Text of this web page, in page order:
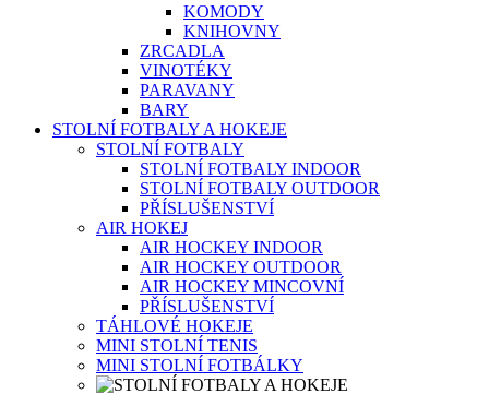
KOMODY
KNIHOVNY
ZRCADLA
VINOTÉKY
PARAVANY
BARY
STOLNÍ FOTBALY A HOKEJE
STOLNÍ FOTBALY
STOLNÍ FOTBALY INDOOR
STOLNÍ FOTBALY OUTDOOR
PŘÍSLUŠENSTVÍ
AIR HOKEJ
AIR HOCKEY INDOOR
AIR HOCKEY OUTDOOR
AIR HOCKEY MINCOVNÍ
PŘÍSLUŠENSTVÍ
TÁHLOVÉ HOKEJE
MINI STOLNÍ TENIS
MINI STOLNÍ FOTBÁLKY